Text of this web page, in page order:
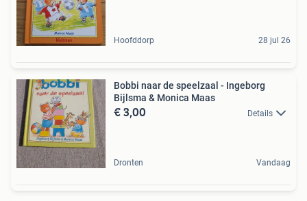
Hoofddorp 28 jul 26
Bobbi naar de speelzaal - Ingeborg
Bijlsma & Monica Maas
€ 3,00 Details
Dronten Vandaag